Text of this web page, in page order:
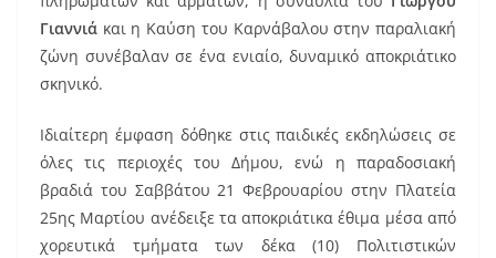
Γιαννιά και η Καύση του Καρνάβαλου στην παραλιακή
ζώνη συνέβαλαν σε ένα ενιαίο, δυναμικό αποκριάτικο
σκηνικό.
Ιδιαίτερη έμφαση δόθηκε στις παιδικές εκδηλώσεις σε
όλες τις περιοχές του Δήμου, ενώ η παραδοσιακή
βραδιά του Σαββάτου 21 Φεβρουαρίου στην Πλατεία
25ης Μαρτίου ανέδειξε τα αποκριάτικα έθιμα μέσα από
χορευτικά τμήματα των δέκα (10) Πολιτιστικών